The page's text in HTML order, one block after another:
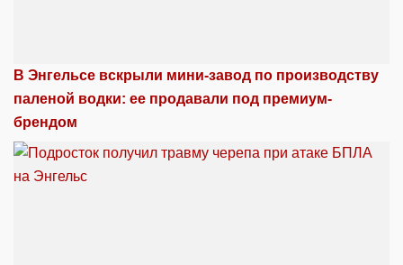
В Энгельсе вскрыли мини-завод по производству
паленой водки: ее продавали под премиум-
брендом